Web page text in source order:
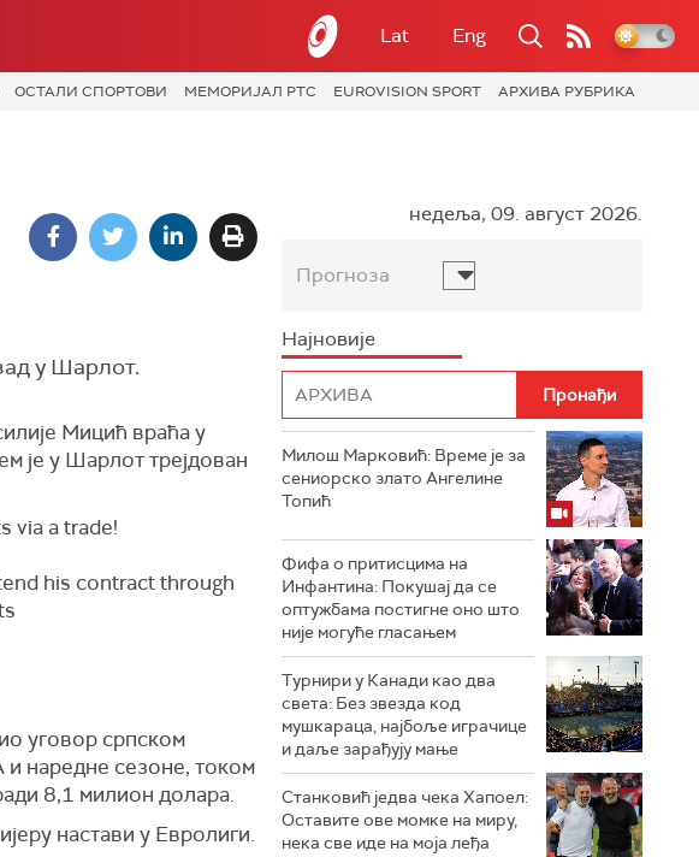
Lat Eng
ОСТАЛИ СПОРТОВИ МЕМОРИЈАЛ РТС EUROVISION SPORT АРХИВА РУБРИКА
у Шарлот.
Мицић враћа у
је у Шарлот трејдован
via a trade!
his contract through
уговор српском
и наредне сезоне, током
8,1 милион долара.
настави у Евролиги.
недеља, 09. август 2026.
Прогноза
Најновије
Милош Марковић: Време је за
сениорско злато Ангелине
Топић
Фифа о притисцима на
Инфантина: Покушај да се
оптужбама постигне оно што
није могуће гласањем
Турнири у Канади као два
света: Без звезда код
мушкараца, најбоље играчице
и даље зарађују мање
Станковић једва чека Хапоел:
Оставите ове момке на миру,
нека све иде на моја леђа